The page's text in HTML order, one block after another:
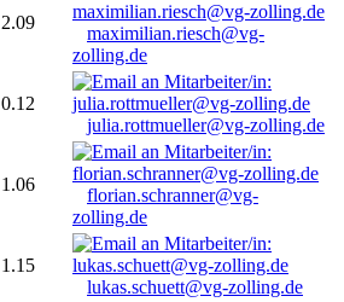
2.09
maximilian.riesch@vg-
zolling.de
0.12
julia.rottmueller@vg-zolling.de
1.06
florian.schranner@vg-
zolling.de
1.15
lukas.schuett@vg-zolling.de